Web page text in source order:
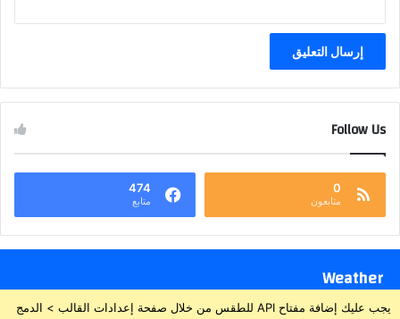
Follow Us
0
متابعون
474
متابع
Weather
يجب عليك إضافة مفتاح API للطقس من خلال صفحة إعدادات القالب > الدمج